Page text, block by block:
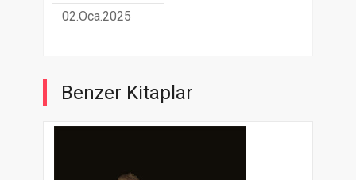
02.Oca.2025
Benzer Kitaplar